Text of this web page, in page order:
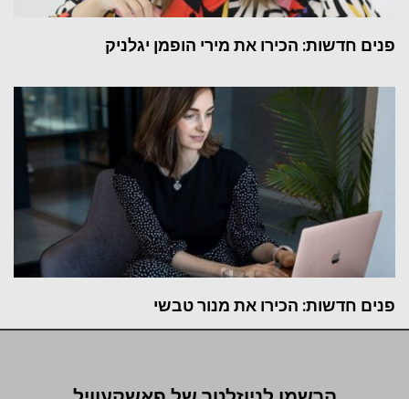
פנים חדשות: הכירו את מירי הופמן יגלניק
פנים חדשות: הכירו את מנור טבשי